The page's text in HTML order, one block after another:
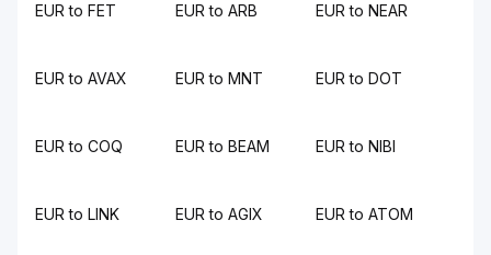
EUR to FET EUR to ARB EUR to NEAR
EUR to AVAX EUR to MNT EUR to DOT
EUR to COQ EUR to BEAM EUR to NIBI
EUR to LINK EUR to AGIX EUR to ATOM